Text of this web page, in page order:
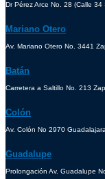
Dr Pérez Arce No. 28 (Calle
Mariano Otero
Av. Mariano Otero No. 3441
Batán
Carretera a Saltillo No. 213
Colón
Av. Colón No 2970
Guadalupe
Prolongación Av. Guadalupe